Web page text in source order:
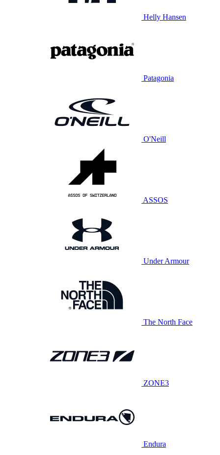
Helly Hansen
Patagonia
O'Neill
ASSOS
Under Armour
The North Face
ZONE3
Endura